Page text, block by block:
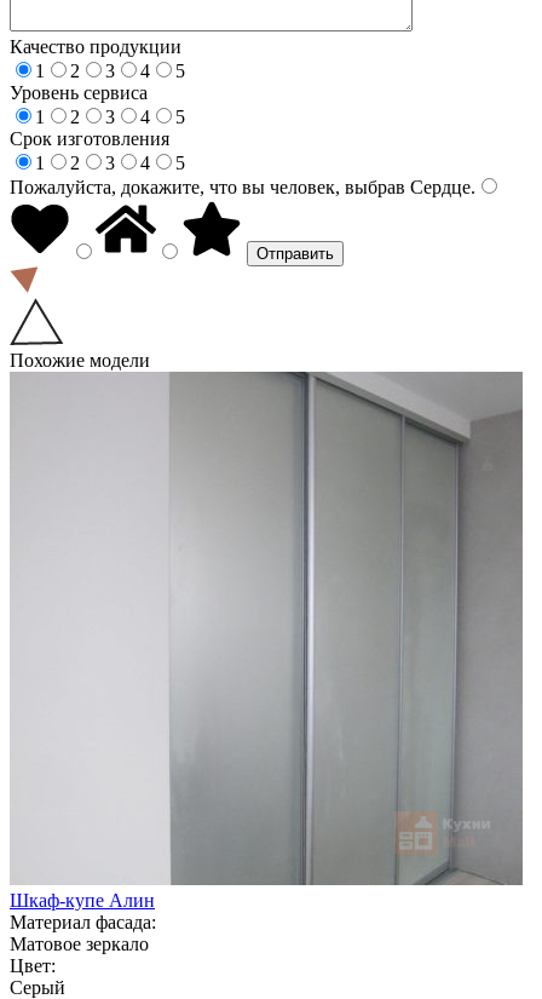
Качество продукции
1
2 3 4
5
Уровень сервиса
1
2 3 4
5
Срок изготовления
1
2 3 4
5
Пожалуйста, докажите, что вы человек, выбрав Сердце.
Похожие модели
Шкаф-купе Алин
Материал фасада:
Матовое зеркало
Цвет:
Серый